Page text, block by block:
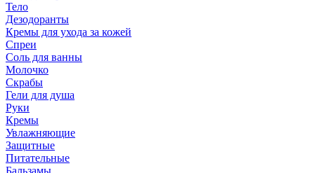
Тело
Дезодоранты
Кремы для ухода за кожей
Спреи
Соль для ванны
Молочко
Скрабы
Гели для душа
Руки
Кремы
Увлажняющие
Защитные
Питательные
Бальзамы